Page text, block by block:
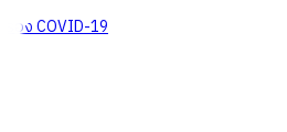
อง COVID-19